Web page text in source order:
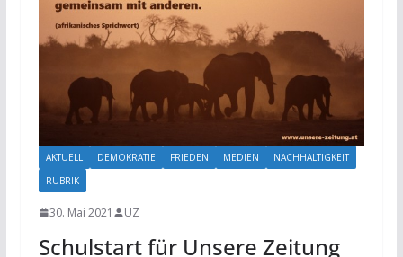
AKTUELL DEMOKRATIE FRIEDEN MEDIEN
NACHHALTIGKEIT
RUBRIK
30. Mai 2021 UZ
Schulstart für Unsere Zeitung